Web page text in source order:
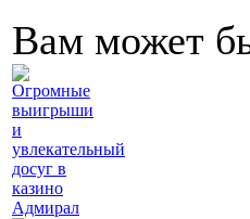
Вам может
Огромные
выигрыши
и
увлекательный
досуг в
казино
Адмирал